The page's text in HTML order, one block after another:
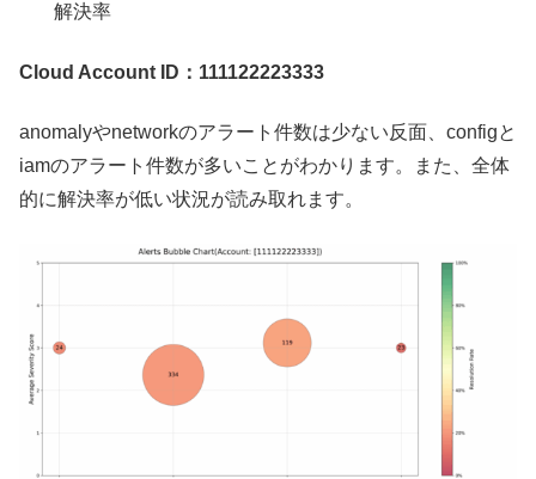
解決率
Cloud Account ID：111122223333
anomalyやnetworkのアラート件数は少ない反面、configと
iamのアラート件数が多いことがわかります。また、全体
的に解決率が低い状況が読み取れます。